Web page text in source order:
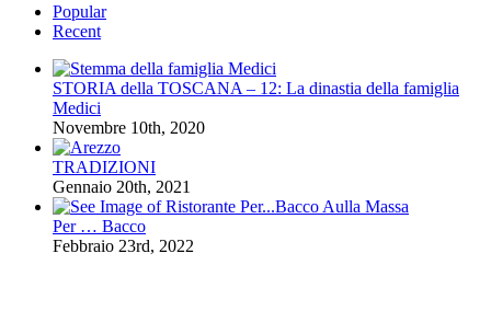
Popular
Recent
STORIA della TOSCANA – 12: La dinastia della famiglia
Medici
Novembre 10th, 2020
TRADIZIONI
Gennaio 20th, 2021
Per … Bacco
Febbraio 23rd, 2022